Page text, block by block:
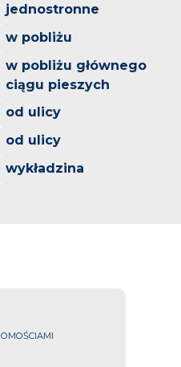
jednostronne
w pobliżu
w pobliżu głównego
ciągu pieszych
od ulicy
od ulicy
wykładzina